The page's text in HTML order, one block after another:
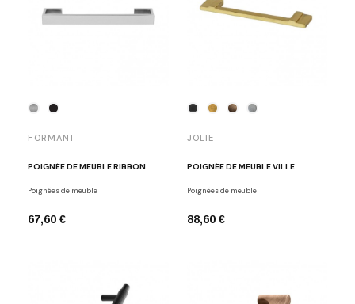
FORMANI
POIGNÉE DE MEUBLE RIBBON
Poignées de meuble
67,60 €
JOLIE
POIGNÉE DE MEUBLE VILLE
Poignées de meuble
88,60 €